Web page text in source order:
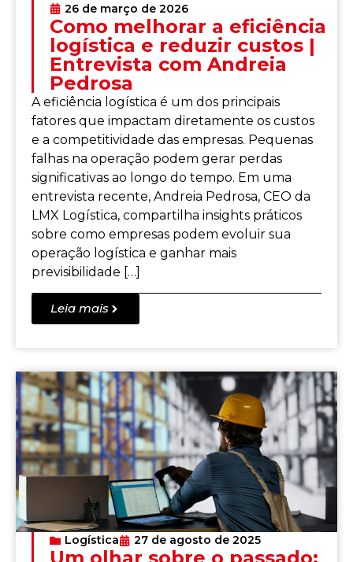
26 de março de 2026
Como melhorar a eficiência
logística e reduzir custos |
Entrevista com Andreia
Pedrosa
A eficiência logística é um dos principais
fatores que impactam diretamente os custos
e a competitividade das empresas. Pequenas
falhas na operação podem gerar perdas
significativas ao longo do tempo. Em uma
entrevista recente, Andreia Pedrosa, CEO da
LMX Logística, compartilha insights práticos
sobre como empresas podem evoluir sua
operação logística e ganhar mais
previsibilidade […]
Leia mais
Logística 27 de agosto de 2025